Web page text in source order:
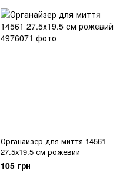
Органайзер для миття 14561
27.5х19.5 см рожевий
105 грн